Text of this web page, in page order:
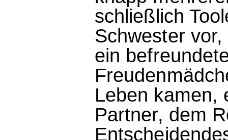
schließlich
Schwester
ein
Leben kamen,
Partner, dem